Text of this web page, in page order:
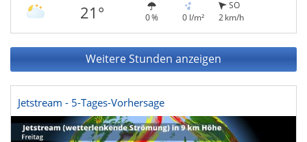
21° 0 % 0 l/m²
SO
2 km/h
Weitere Stunden anzeigen
Jetstream - 5-Tages-Vorhersage